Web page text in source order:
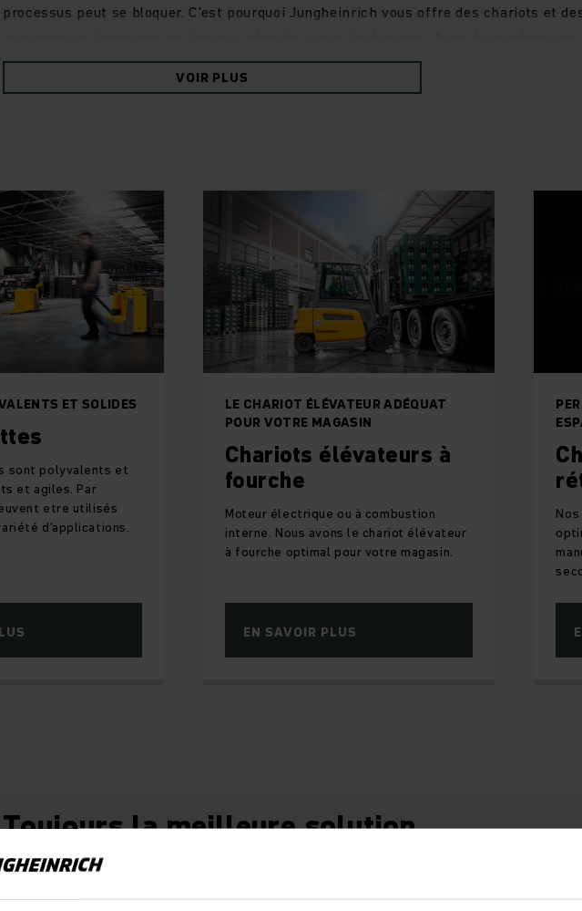
processus peut se bloquer. C’est pourquoi Jungheinrich vous offre des chariots et
variantes pour votre application spécifique.
VOIR PLUS
ET SOLIDES
sont polyvalents et
et agiles. Par
etre utilisés
d'applications.
LE CHARIOT ÉLÉVATEUR ADÉQUAT
POUR VOTRE MAGASIN
Chariots élévateurs à
fourche
Moteur électrique ou à combustion
interne. Nous avons le chariot élévateur
à fourche optimal pour votre magasin.
EN SAVOIR PLUS
Toujours la meilleure solution
Les marchandises qui n'ont jamais été déplacées par Jungheinrich sont difficiles à
gamme Jungheinrich comprend plus de 600 variantes différentes de transpalettes